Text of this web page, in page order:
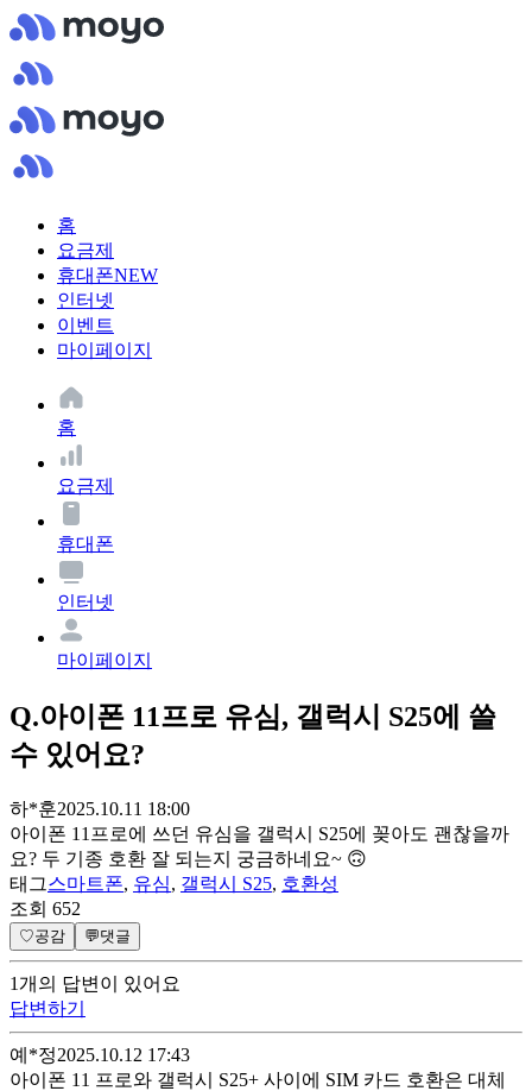
홈
요금제
휴대폰NEW
인터넷
이벤트
마이페이지
홈
요금제
휴대폰
인터넷
마이페이지
Q.아이폰 11프로 유심, 갤럭시 S25에 쓸
수 있어요?
하*훈2025.10.11 18:00
아이폰 11프로에 쓰던 유심을 갤럭시 S25에 꽂아도 괜찮을까
요? 두 기종 호환 잘 되는지 궁금하네요~ 🙃
태그스마트폰, 유심, 갤럭시 S25, 호환성
조회 652
♡공감 💬댓글
1개 의 답변이 있어요
답변하기
예*정2025.10.12 17:43
아이폰 11 프로와 갤럭시 S25+ 사이에 SIM 카드 호환은 대체